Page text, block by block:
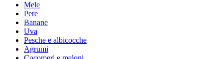
Mele
Pere
Banane
Uva
Pesche e albicocche
Agrumi